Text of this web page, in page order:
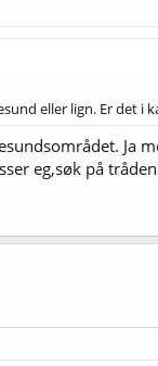
eller lign. Er det i
Ja
eg,søk på